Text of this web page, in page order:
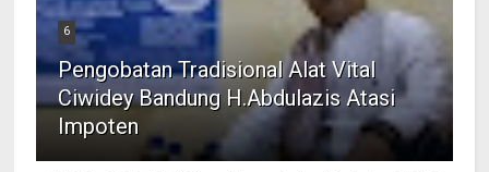
6
Pengobatan Tradisional Alat Vital
Ciwidey Bandung H.Abdulazis Atasi
Impoten